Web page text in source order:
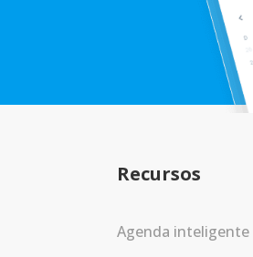
Recursos
Agenda inteligente